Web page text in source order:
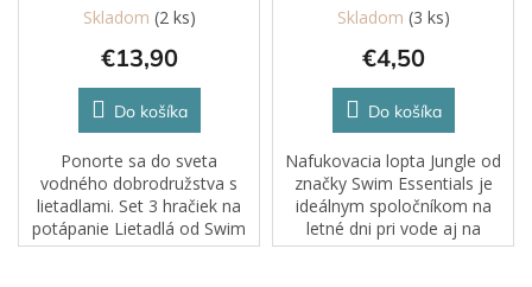
Lietadlá 3 ks
Skladom (2 ks)
€13,90
Do košíka
Ponorte sa do sveta
vodného dobrodružstva s
lietadlami. Set 3 hračiek na
potápanie Lietadlá od Swim
Essentials premení každú
51 cm
Skladom (3 ks)
€4,50
Do košíka
Nafukovacia lopta Jungle od
značky Swim Essentials je
ideálnym spoločníkom na
letné dni pri vode aj na
záhrade. Vďaka priemeru 51